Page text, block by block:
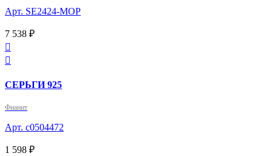
Арт. SE2424-MOP
7 538 ₽


СЕРЬГИ 925
Фианит
Арт. с0504472
1 598 ₽